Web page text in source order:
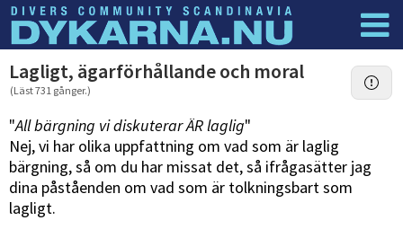
Dyknyheter Logga in
Lagligt, ägarförhållande och moral
(Läst 731 gånger.)
"All bärgning vi diskuterar ÄR laglig"
Nej, vi har olika uppfattning om vad som är laglig
bärgning, så om du har missat det, så ifrågasätter jag
dina påståenden om vad som är tolkningsbart som
lagligt.